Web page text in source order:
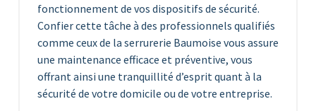
fonctionnement de vos dispositifs de sécurité.
Confier cette tâche à des professionnels qualifiés
comme ceux de la serrurerie Baumoise vous assure
une maintenance efficace et préventive, vous
offrant ainsi une tranquillité d’esprit quant à la
sécurité de votre domicile ou de votre entreprise.